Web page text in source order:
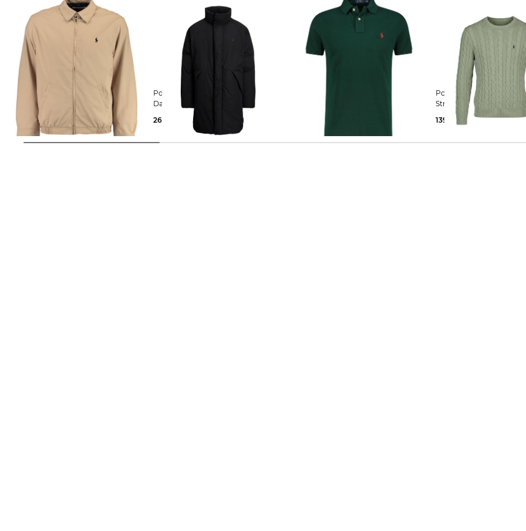
Polo Ralph Lauren | Herren Jacke
139,95 € 245,00 €
Polo Ralph Lauren | Herren
Daunenmantel
269,99 €
545,00 €
Polo Ralph Lauren | Herren
Poloshirt Custom Slim Fit Kurzarm
Polo Ralph Lauren | Herren
Strickpullover mit
139,15 €
215,00 €